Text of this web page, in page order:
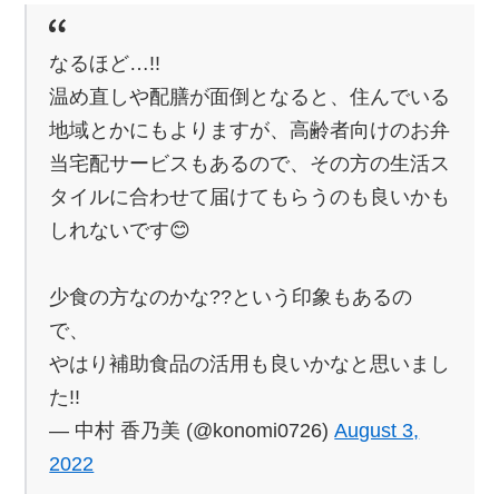
なるほど…!!
温め直しや配膳が面倒となると、住んでいる
地域とかにもよりますが、高齢者向けのお弁
当宅配サービスもあるので、その方の生活ス
タイルに合わせて届けてもらうのも良いかも
しれないです😊
少食の方なのかな??という印象もあるの
で、
やはり補助食品の活用も良いかなと思いまし
た!!
— 中村 香乃美 (@konomi0726)August 3,
2022